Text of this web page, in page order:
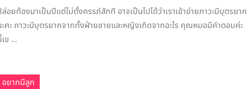
อยท้องมาเป็นปีแต่ไม่ตั้งครรภ์สักที อาจเป็นไปได้ว่าเราเข้าข่ายภาวะมีบุตรยาก
คะ ภาวะมีบุตรยากจากทั้งฝ่ายชายและหญิงเกิดจากอะไร คุณหมอมีคำตอบค่ะ
ข ...
อยากมีลูก